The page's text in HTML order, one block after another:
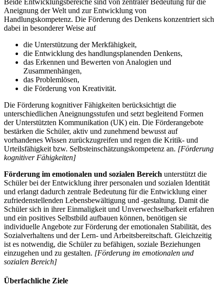
Aneignung der Welt und zur Entwicklung von
Handlungskompetenz. Die Förderung des Denkens konzentriert sich
dabei in besonderer Weise auf
die Unterstützung der Merkfähigkeit,
die Entwicklung des handlungsplanenden Denkens,
das Erkennen und Bewerten von Analogien und
Zusammenhängen,
das Problemlösen,
die Förderung von Kreativität.
Die Förderung kognitiver Fähigkeiten berücksichtigt die
unterschiedlichen Aneignungsstufen und setzt begleitend Formen
der Unterstützten Kommunikation (UK) ein. Die Förderangebote
bestärken die Schüler, aktiv und zunehmend bewusst auf
vorhandenes Wissen zurückzugreifen und regen die Kritik- und
Urteilsfähigkeit bzw. Selbsteinschätzungskompetenz an. [Förderung
kognitiver Fähigkeiten]
Förderung im emotionalen und sozialen Bereich unterstützt die
Schüler bei der Entwicklung ihrer personalen und sozialen Identität
und erlangt dadurch zentrale Bedeutung für die Entwicklung einer
zufriedenstellenden Lebensbewältigung und -gestaltung. Damit die
Schüler sich in ihrer Einmaligkeit und Unverwechselbarkeit erfahren
und ein positives Selbstbild aufbauen können, benötigen sie
individuelle Angebote zur Förderung der emotionalen Stabilität, des
Sozialverhaltens und der Lern- und Arbeitsbereitschaft. Gleichzeitig
ist es notwendig, die Schüler zu befähigen, soziale Beziehungen
einzugehen und zu gestalten. [Förderung im emotionalen und
sozialen Bereich]
Überfachliche Ziele